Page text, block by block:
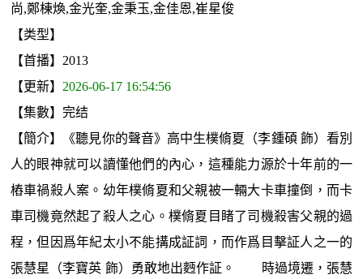
尚,鄭棟煥,金光奎,金秉玉,金佳恩,崔星俊
【类型】
【首播】2013
【更新】 2026-06-17 16:54:56
【集數】完结
【簡介】《聽見你的聲音》高中生樸脩夏（李鍾碩 飾）看別
人的眼神就可以讀懂他們的內心，這種能力源於十年前的一
樁車禍殺人案。幼年樸脩夏和父親被一輛大卡車撞倒，而卡
車司機竟然起了殺人之心。樸脩夏目睹了司機殺害父親的過
程，但因爲年紀太小不能搆成証詞，而作爲目擊証人之一的
張慧星（李寶英 飾）勇敢地出麪作証。 時過境遷，張慧